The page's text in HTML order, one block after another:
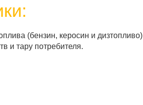
(бензин, керосин и дизтопливо)
и тару потребителя.